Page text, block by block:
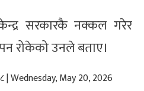
सरकारकै नक्कल गरेर
रोकेको उनले बताए।
| Wednesday, May 20, 2026